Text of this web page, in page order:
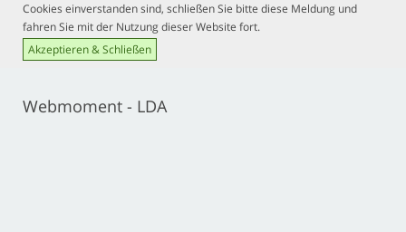
Cookies einverstanden sind, schließen Sie bitte diese Meldung und
fahren Sie mit der Nutzung dieser Website fort.
Akzeptieren & Schließen
Webmoment - LDA